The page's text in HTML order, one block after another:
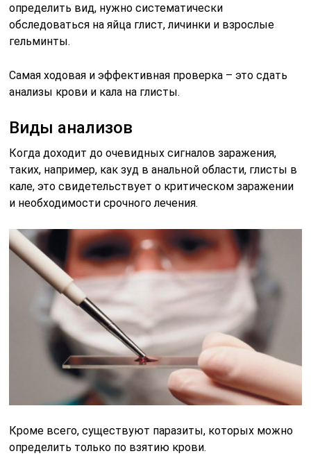
определить вид, нужно систематически
обследоваться на яйца глист, личинки и взрослые
гельминты.
Самая ходовая и эффективная проверка – это сдать
анализы крови и кала на глисты.
Виды анализов
Когда доходит до очевидных сигналов заражения,
таких, например, как зуд в анальной области, глисты в
кале, это свидетельствует о критическом заражении
и необходимости срочного лечения.
Кроме всего, существуют паразиты, которых можно
определить только по взятию крови.